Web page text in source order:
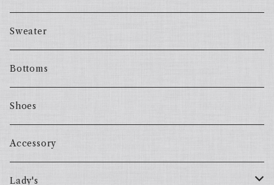
Sweater
Bottoms
Shoes
Accessory
Lady's